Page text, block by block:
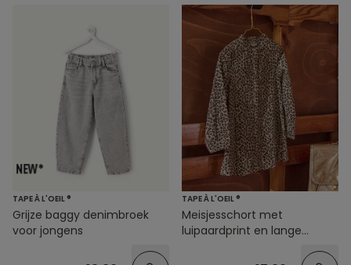
TAPE À L'OEIL ®
Grijze baggy denimbroek
voor jongens
TAPE À L'OEIL ®
Meisjesschort met
luipaardprint en lange